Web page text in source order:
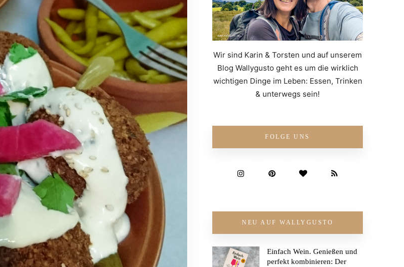
Wir sind Karin & Torsten und auf unserem
Blog Wallygusto geht es um die wirklich
wichtigen Dinge im Leben: Essen, Trinken
& unterwegs sein!
FOLGE UNS
NEU AUF WALLYGUSTO
Einfach Wein. Genießen und
perfekt kombinieren: Der